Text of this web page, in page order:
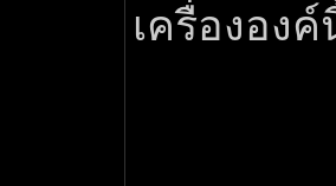
เครื่ององ